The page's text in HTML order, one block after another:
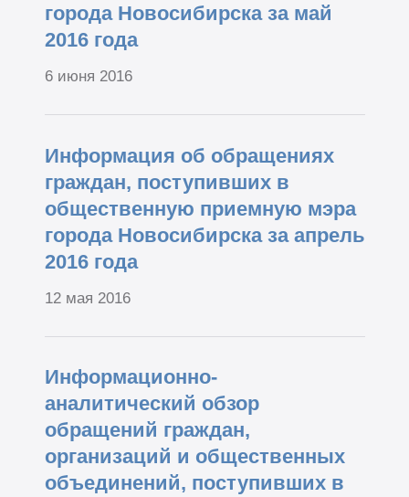
города Новосибирска за май
2016 года
6 июня 2016
Информация об обращениях
граждан, поступивших в
общественную приемную мэра
города Новосибирска за апрель
2016 года
12 мая 2016
Информационно-
аналитический обзор
обращений граждан,
организаций и общественных
объединений, поступивших в